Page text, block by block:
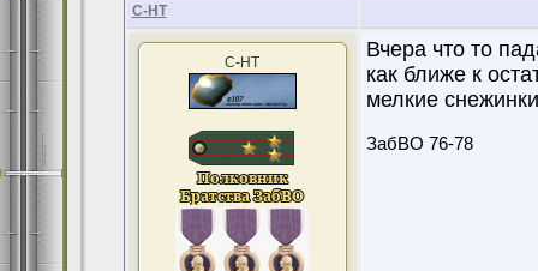
С-НТ
С-НТ
Вчера что то
как ближе к
мелкие
ЗабВО 76-78